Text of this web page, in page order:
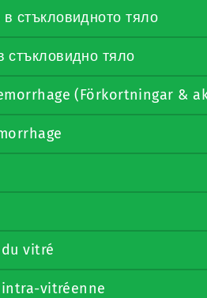
в стъкловидното тяло
стъкловидно тяло
(Förkortningar &
vitré
vitréenne